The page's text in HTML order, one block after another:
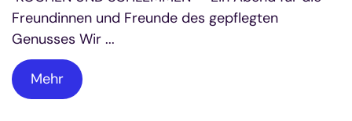
Freundinnen und Freunde des gepflegten
Genusses Wir ...
Mehr